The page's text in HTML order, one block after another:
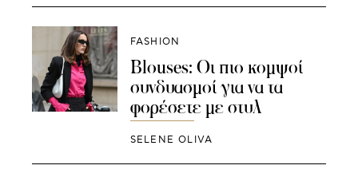
FASHION
Blouses: Οι πιο κομψοί
συνδυασμοί για να τα
φορέσετε με στυλ
SELENE OLIVA